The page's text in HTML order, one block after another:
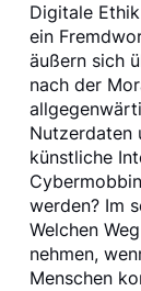
Digitale
ein
äußern sich
nach der
Nutzerdaten
künstliche
werden? Im
Welchen
nehmen,
Menschen